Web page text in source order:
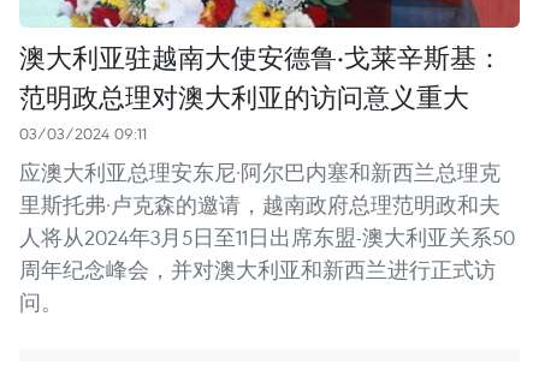
澳大利亚驻越南大使安德鲁·戈莱辛斯基：
范明政总理对澳大利亚的访问意义重大
03/03/2024 09:11
应澳大利亚总理安东尼·阿尔巴内塞和新西兰总理克
里斯托弗·卢克森的邀请，越南政府总理范明政和夫
人将从2024年3月5日至11日出席东盟-澳大利亚关系50
周年纪念峰会，并对澳大利亚和新西兰进行正式访
问。